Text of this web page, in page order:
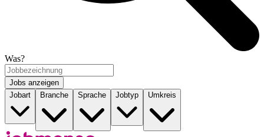
Was?
Jobs anzeigen
Jobart
Branche Sprache Jobtyp Umkreis